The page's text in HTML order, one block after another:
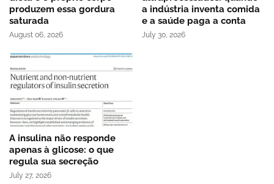
produzem essa gordura
saturada
August 06, 2026
a indústria inventa comida
e a saúde paga a conta
July 30, 2026
A insulina não responde
apenas à glicose: o que
regula sua secreção
July 27, 2026